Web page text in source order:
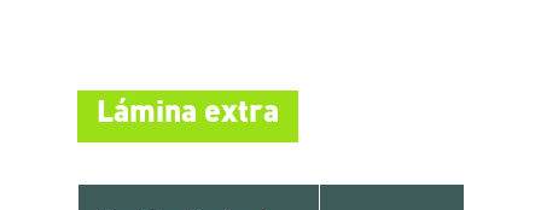
Lámina extra